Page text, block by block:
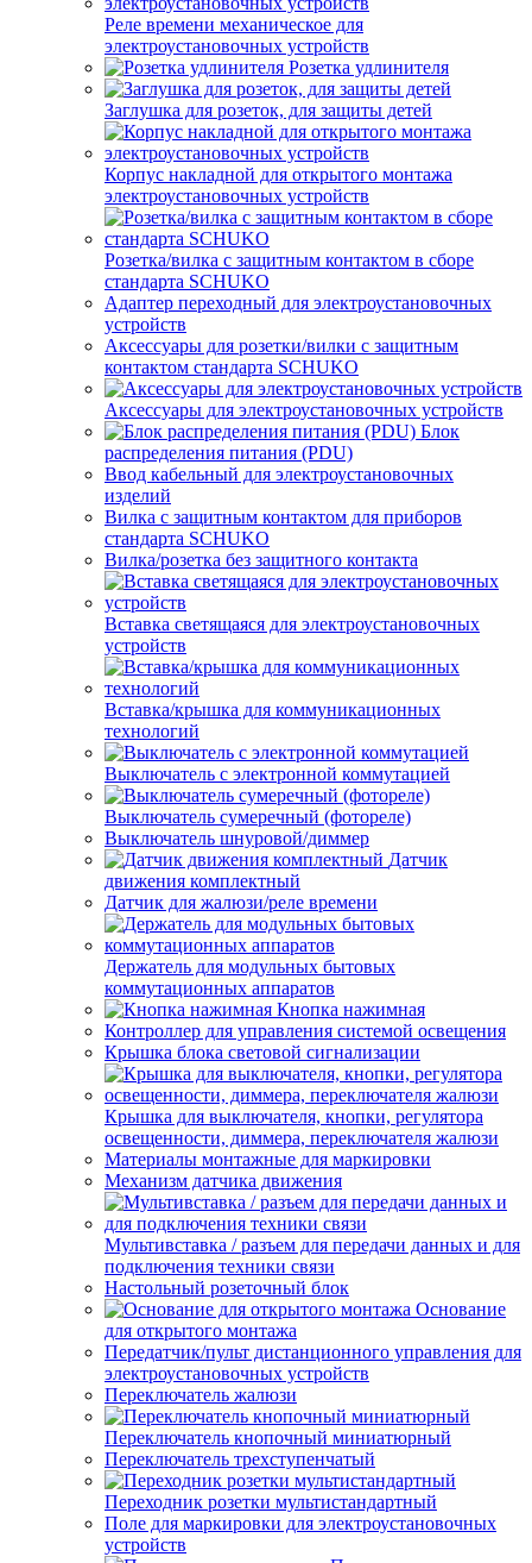
Реле времени механическое для
электроустановочных устройств
Розетка удлинителя
Заглушка для розеток, для защиты детей
Корпус накладной для открытого монтажа
электроустановочных устройств
Розетка/вилка с защитным контактом в сборе
стандарта SCHUKO
Адаптер переходный для электроустановочных
устройств
Аксессуары для розетки/вилки с защитным
контактом стандарта SCHUKO
Аксессуары для электроустановочных устройств
Блок
распределения питания (PDU)
Ввод кабельный для электроустановочных
изделий
Вилка с защитным контактом для приборов
стандарта SCHUKO
Вилка/розетка без защитного контакта
Вставка светящаяся для электроустановочных
устройств
Вставка/крышка для коммуникационных
технологий
Выключатель с электронной коммутацией
Выключатель сумеречный (фотореле)
Выключатель шнуровой/диммер
Датчик
движения комплектный
Датчик для жалюзи/реле времени
Держатель для модульных бытовых
коммутационных аппаратов
Кнопка нажимная
Контроллер для управления системой освещения
Крышка блока световой сигнализации
Крышка для выключателя, кнопки, регулятора
освещенности, диммера, переключателя жалюзи
Материалы монтажные для маркировки
Механизм датчика движения
Мультивставка / разъем для передачи данных и для
подключения техники связи
Настольный розеточный блок
Основание
для открытого монтажа
Передатчик/пульт дистанционного управления для
электроустановочных устройств
Переключатель жалюзи
Переключатель кнопочный миниатюрный
Переключатель трехступенчатый
Переходник розетки мультистандартный
Поле для маркировки для электроустановочных
устройств